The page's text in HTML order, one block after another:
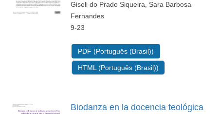
Giseli do Prado Siqueira, Sara Barbosa
Fernandes
9-23
PDF (Português (Brasil))
HTML (Português (Brasil))
Biodanza en la docencia teológica